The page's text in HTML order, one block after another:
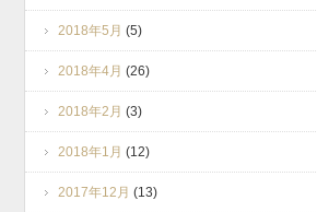
2018年5月 (5)
2018年4月 (26)
2018年2月 (3)
2018年1月 (12)
2017年12月 (13)